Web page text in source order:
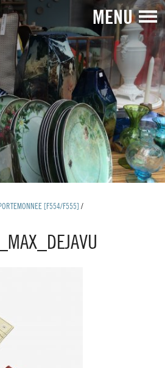
MENU
[F554/F555]
/